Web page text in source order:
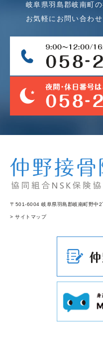
岐阜県羽島郡岐南町
お気軽にお問い合わせ
〒501-6004 岐阜県羽島郡岐南町野中
> サイトマップ